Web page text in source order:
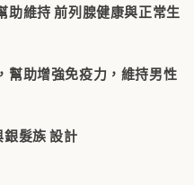
維持 前列腺健康與正常生
助增強免疫力，維持男性
髮族 設計